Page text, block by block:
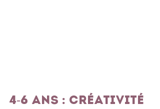
4-6 ans : créativité